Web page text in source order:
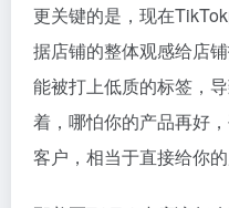
更关键的是，现在
据店铺的整体观感给店
能被打上低质的标签，
着，哪怕你的产品再好
客户，相当于直接给你